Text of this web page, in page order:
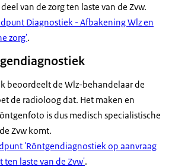
van de zorg ten laste van de Zvw.
Diagnostiek - Afbakening Wlz en
zorg'.
beoordeelt de Wlz-behandelaar de
de radioloog dat. Het maken en
is dus medisch specialistische
Zvw komt.
'Röntgendiagnostiek op aanvraag
ten laste van de Zvw'.